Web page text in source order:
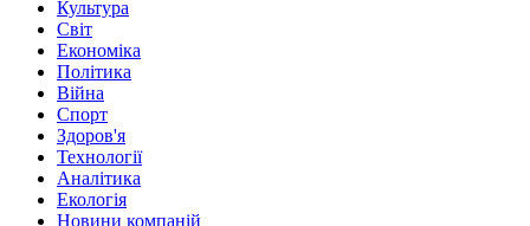
Культура
Світ
Економіка
Політика
Війна
Спорт
Здоров'я
Технології
Аналітика
Екологія
Новини компаній